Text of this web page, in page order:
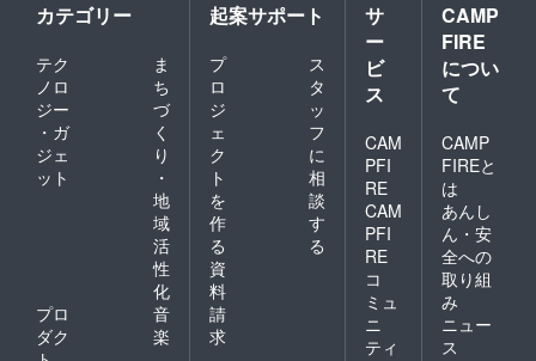
カテゴリー
テク
ノロ
ジー
・ガ
ジェ
ット
ま
ち
づ
く
り
・
地
域
活
性
化
プロ
ダク
音
楽
起案サポート
プ
ロ
ジ
ェ
ク
ト
を
作
る
ス
タ
ッ
フ
に
相
談
す
る
資
料
請
求
サ
ー
ビ
ス
CAM
PFI
RE
CAM
PFI
RE
コ
ミュ
ニ
ティ
CAMP
FIRE
につい
て
CAMP
FIREと
は
あんし
ん・安
全への
取り組
み
ニュー
ス